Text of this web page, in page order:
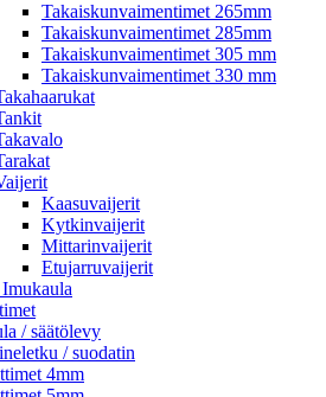
Takaiskunvaimentimet 265mm
Takaiskunvaimentimet 285mm
Takaiskunvaimentimet 305 mm
Takaiskunvaimentimet 330 mm
Kaasuvaijerit
Kytkinvaijerit
Mittarinvaijerit
Etujarruvaijerit
/ säätölevy
/ suodatin
4mm